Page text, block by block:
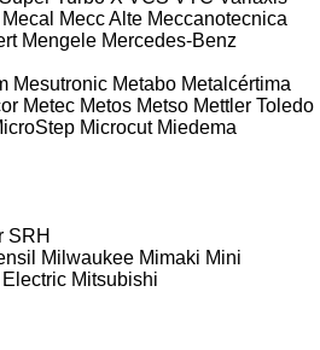
Mecal Mecc Alte Meccanotecnica
Mengele Mercedes-Benz
Mesutronic Metabo Metalcértima
Metec Metos Metso Mettler Toledo
Microcut Miedema
SRH
Milwaukee Mimaki Mini
Mitsubishi